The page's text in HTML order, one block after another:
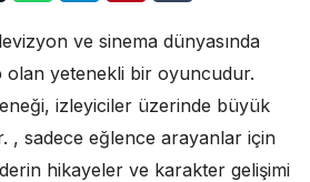
ve sinema dünyasında
olan yetenekli bir oyuncudur.
izleyiciler üzerinde büyük
, sadece eğlence arayanlar için
hikayeler ve karakter gelişimi